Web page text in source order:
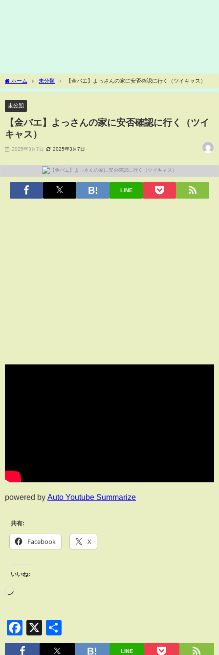
ホーム 未分類 【金バエ】よっさんの家に安否確認に行く（ツイキャス）
未分類
【金バエ】よっさんの家に安否確認に行く（ツイ
キャス）
2025年3月7日 2025年3月7日
LINE
powered by Auto Youtube Summarize
共有:
Facebook X
いいね:
Facebook
X
有
LINE